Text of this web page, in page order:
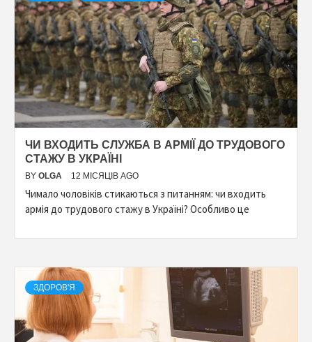
ЧИ ВХОДИТЬ СЛУЖБА В АРМІЇ ДО ТРУДОВОГО
СТАЖУ В УКРАЇНІ
BY OLGA 12 МІСЯЦІВ AGO
Чимало чоловіків стикаються з питанням: чи входить
армія до трудового стажу в Україні? Особливо це
ЗДОРОВ'Я